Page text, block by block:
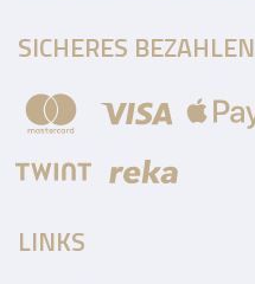
SICHERES BEZAHLEN
LINKS